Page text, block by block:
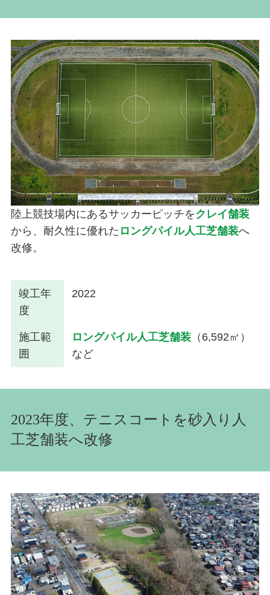
陸上競技場内にあるサッカーピッチをクレイ舗装
から、耐久性に優れた ロングパイル人工芝舗装へ
改修。
竣工年
度
2022
施工範
囲
ロングパイル人工芝舗装 （6,592㎡）
など
2023年度、テニスコートを砂入り人
工芝舗装へ改修